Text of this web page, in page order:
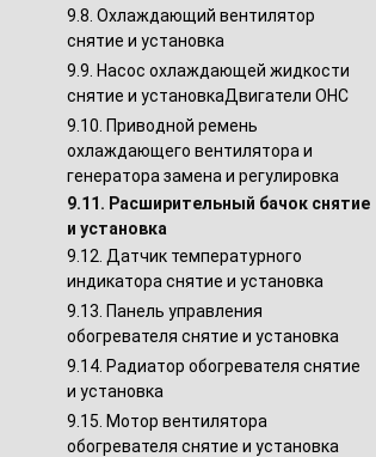
9.8. Охлаждающий вентилятор
снятие и установка
9.9. Насос охлаждающей жидкости
снятие и установкаДвигатели ОНС
9.10. Приводной ремень
охлаждающего вентилятора и
генератора замена и регулировка
9.11. Расширительный бачок снятие
и установка
9.12. Датчик температурного
индикатора снятие и установка
9.13. Панель управления
обогревателя снятие и установка
9.14. Радиатор обогревателя снятие
и установка
9.15. Мотор вентилятора
обогревателя снятие и установка